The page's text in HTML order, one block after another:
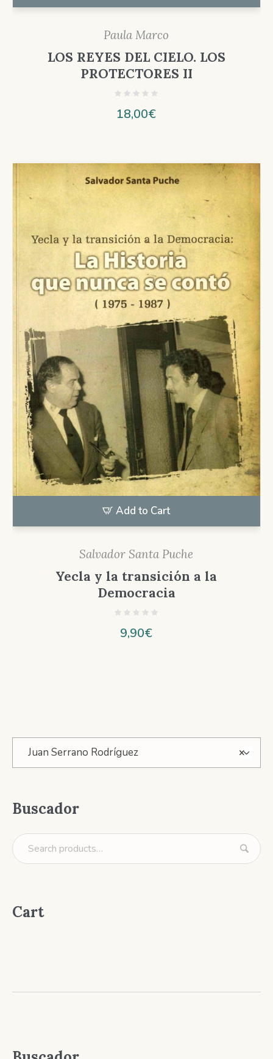
Paula Marco
LOS REYES DEL CIELO. LOS
PROTECTORES II
18,00€
Add to Cart
Salvador Santa Puche
Yecla y la transición a la
Democracia
9,90€
×
Juan Serrano Rodríguez
Buscador
Cart